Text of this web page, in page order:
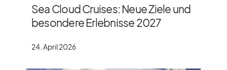
Sea Cloud Cruises: Neue Ziele und
besondere Erlebnisse 2027
24. April 2026